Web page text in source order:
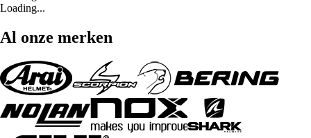
Loading...
Al onze merken